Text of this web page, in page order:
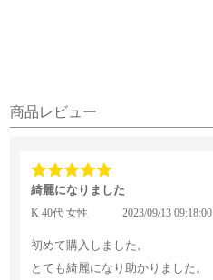
商品レビュー
綺麗になりました
K 40代 女性
2023/09/13 09:18:00
初めて購入しました。
とても綺麗になり助かりました。